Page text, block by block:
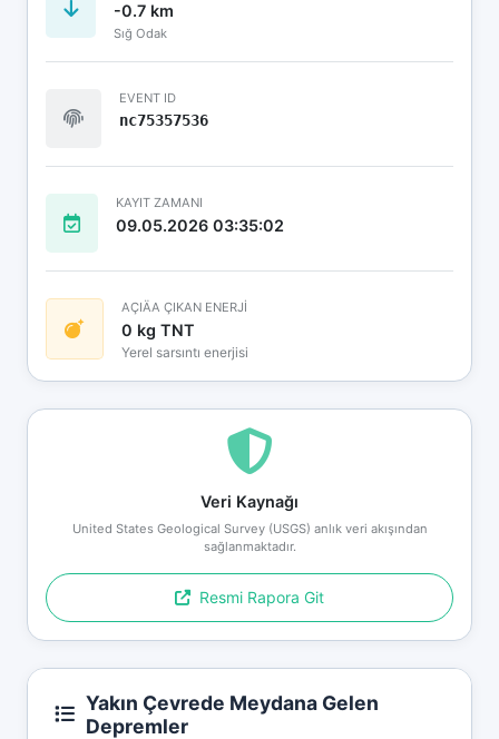
-0.7 km
Sığ Odak
EVENT ID
nc75357536
KAYIT ZAMANI
09.05.2026 03:35:02
AÇIÄA ÇIKAN ENERJİ
0 kg TNT
Yerel sarsıntı enerjisi
Veri Kaynağı
United States Geological Survey (USGS) anlık veri akışından
sağlanmaktadır.
Resmi Rapora Git
Yakın Çevrede Meydana Gelen
Depremler